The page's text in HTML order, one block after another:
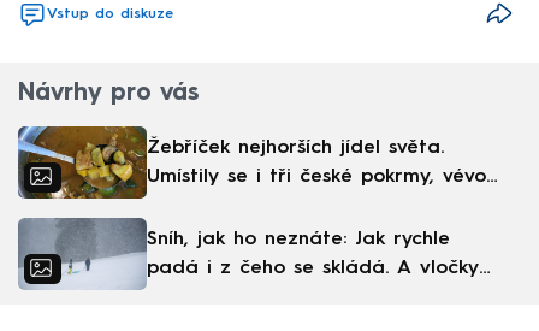
Vstup do diskuze
Návrhy pro vás
Žebříček nejhorších jídel světa.
Umístily se i tři české pokrmy, vévodí
Sníh, jak ho neznáte: Jak rychle
padá i z čeho se skládá. A vločky